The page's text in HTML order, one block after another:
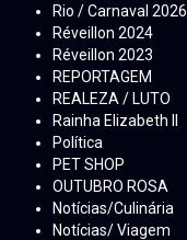
Rio / Carnaval 2026
Réveillon 2024
Réveillon 2023
REPORTAGEM
REALEZA / LUTO
Rainha Elizabeth ll
Política
PET SHOP
OUTUBRO ROSA
Notícias/Culinária
Notícias/ Viagem